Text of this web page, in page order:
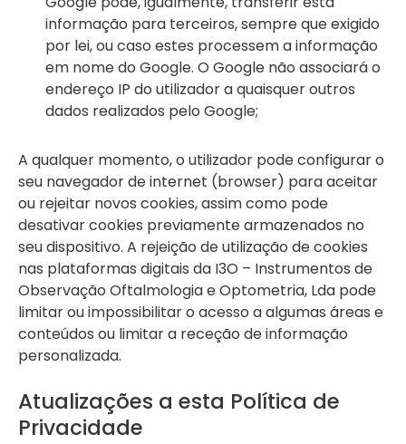
informação para terceiros, sempre que exigido
por lei, ou caso estes processem a informação
em nome do Google. O Google não associará o
endereço IP do utilizador a quaisquer outros
dados realizados pelo Google;
A qualquer momento, o utilizador pode configurar o
seu navegador de internet (browser) para aceitar
ou rejeitar novos cookies, assim como pode
desativar cookies previamente armazenados no
seu dispositivo. A rejeição de utilização de cookies
nas plataformas digitais da I3O – Instrumentos de
Observação Oftalmologia e Optometria, Lda pode
limitar ou impossibilitar o acesso a algumas áreas e
conteúdos ou limitar a receção de informação
personalizada.
Atualizações a esta Política de
Privacidade